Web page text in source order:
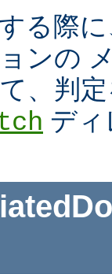
る際
ンの
、判
デ